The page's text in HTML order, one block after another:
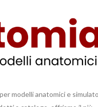
modelli anatomici e